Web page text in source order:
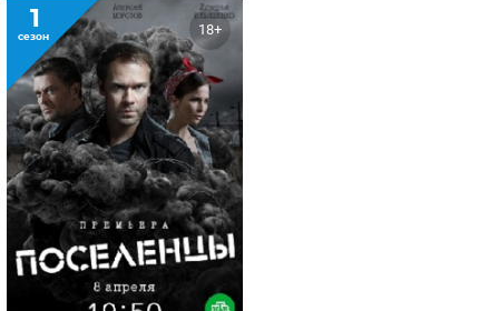
1
сезон 18+